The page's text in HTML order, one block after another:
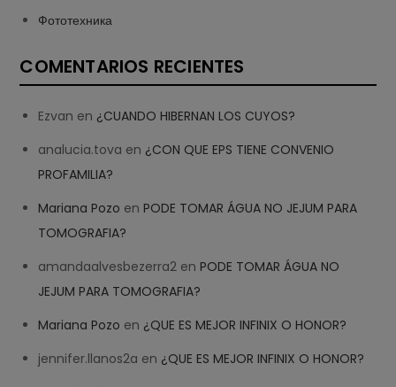
Фототехника
COMENTARIOS RECIENTES
Ezvan en ¿CUANDO HIBERNAN LOS CUYOS?
analucia.tova en ¿CON QUE EPS TIENE CONVENIO
PROFAMILIA?
Mariana Pozo enPODE TOMAR ÁGUA NO JEJUM PARA
TOMOGRAFIA?
amandaalvesbezerra2 enPODE TOMAR ÁGUA NO
JEJUM PARA TOMOGRAFIA?
Mariana Pozo en ¿QUE ES MEJOR INFINIX O HONOR?
jennifer.llanos2a en ¿QUE ES MEJOR INFINIX O HONOR?